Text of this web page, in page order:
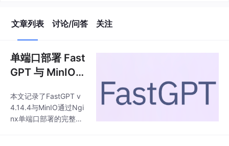
文章列表 讨论/问答 关注
单端口部署 Fast
GPT 与 MinIO：
ORS 到文件读取
404 的完整排障
本文记录了FastGPT v
4.14.4与MinIO通过Ngi
nx单端口部署的完整排